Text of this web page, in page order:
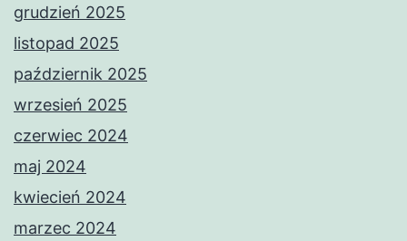
grudzień 2025
listopad 2025
październik 2025
wrzesień 2025
czerwiec 2024
maj 2024
kwiecień 2024
marzec 2024